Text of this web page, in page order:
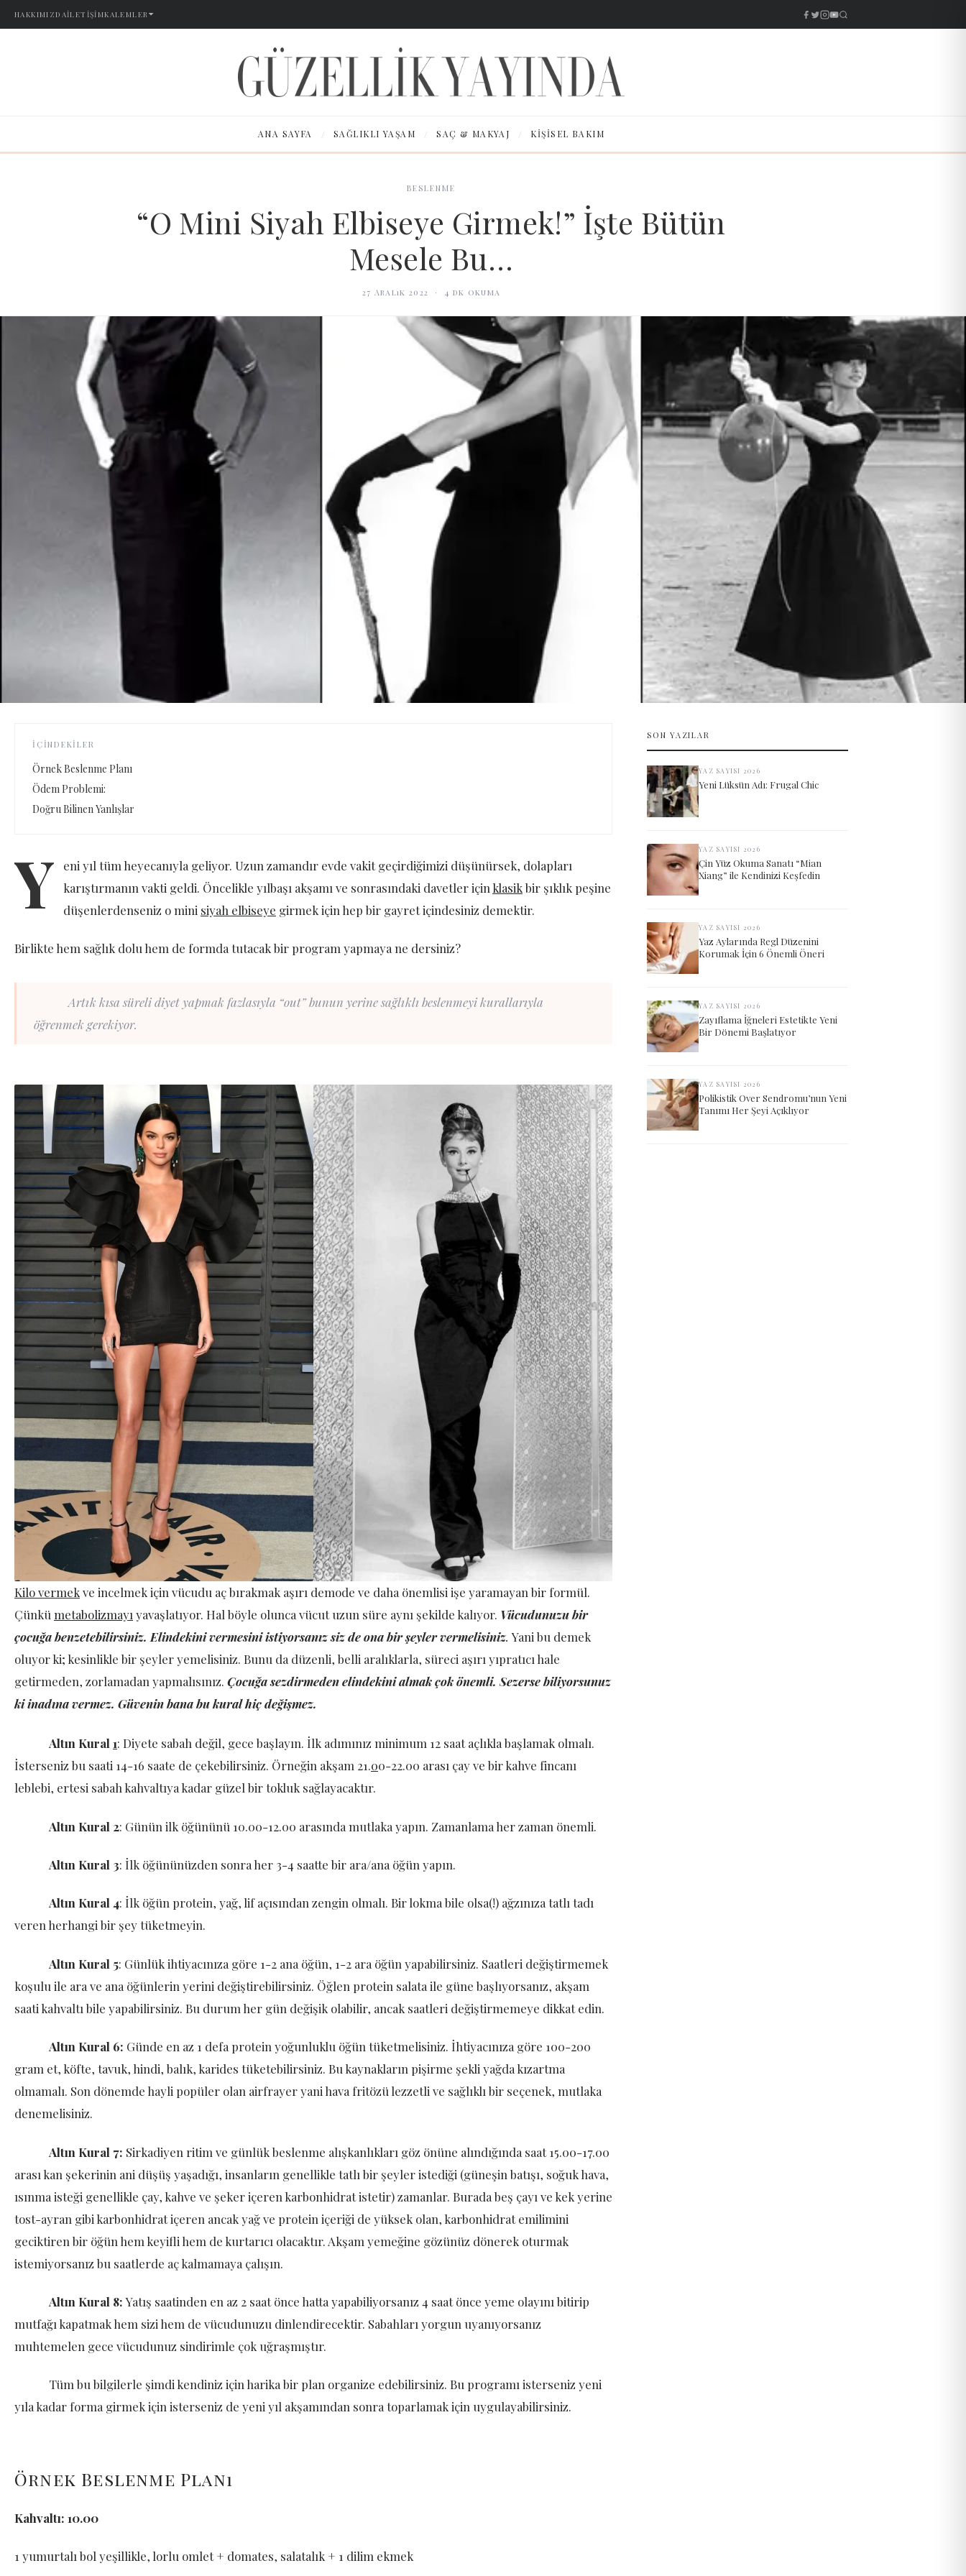
HAKKIMIZDAİLETIŞIMKALEMLER
ANA SAYFA / SAĞLIKLI YAŞAM / SAÇ & MAKYAJ / KIŞISEL BAKIM
BESLENME
“O Mini Siyah Elbiseye Girmek!” İşte Bütün
Mesele Bu…
27 Aralık 2022 · 4 dk okuma
İÇINDEKILER
Örnek Beslenme Planı
Ödem Problemi:
Doğru Bilinen Yanlışlar
Y
eni yıl tüm heyecanıyla geliyor. Uzun zamandır evde vakit geçirdiğimizi düşünürsek, dolapları
karıştırmanın vakti geldi. Öncelikle yılbaşı akşamı ve sonrasındaki davetler için klasikbir şıklık peşine
düşenlerdenseniz o mini siyah elbiseye girmek için hep bir gayret içindesiniz demektir.
Birlikte hem sağlık dolu hem de formda tutacak bir program yapmaya ne dersiniz?
Artık kısa süreli diyet yapmak fazlasıyla “out” bunun yerine sağlıklı beslenmeyi kurallarıyla
öğrenmek gerekiyor.
Kilo vermekve incelmek için vücudu aç bırakmak aşırı demode ve daha önemlisi işe yaramayan bir formül.
Çünkü metabolizmayı yavaşlatıyor. Hal böyle olunca vücut uzun süre aynı şekilde kalıyor. Vücudunuzu bir
çocuğa benzetebilirsiniz. Elindekini vermesini istiyorsanız siz de ona bir şeyler vermelisiniz.Yani bu demek
oluyor ki; kesinlikle bir şeyler yemelisiniz. Bunu da düzenli, belli aralıklarla, süreci aşırı yıpratıcı hale
getirmeden, zorlamadan yapmalısınız. Çocuğa sezdirmeden elindekini almak çok önemli. Sezerse biliyorsunuz
ki inadına vermez. Güvenin bana bu kural hiç değişmez.
Altın Kural 1: Diyete sabah değil, gece başlayın. İlk adımınız minimum 12 saat açlıkla başlamak olmalı.
İsterseniz bu saati 14-16 saate de çekebilirsiniz. Örneğin akşam 21.00-22.00 arası çay ve bir kahve fincanı
leblebi, ertesi sabah kahvaltıya kadar güzel bir tokluk sağlayacaktır.
Altın Kural 2: Günün ilk öğününü 10.00-12.00 arasında mutlaka yapın. Zamanlama her zaman önemli.
Altın Kural 3: İlk öğününüzden sonra her 3-4 saatte bir ara/ana öğün yapın.
Altın Kural 4: İlk öğün protein, yağ, lif açısından zengin olmalı. Bir lokma bile olsa(!) ağzınıza tatlı tadı
veren herhangi bir şey tüketmeyin.
Altın Kural 5: Günlük ihtiyacınıza göre 1-2 ana öğün, 1-2 ara öğün yapabilirsiniz. Saatleri değiştirmemek
koşulu ile ara ve ana öğünlerin yerini değiştirebilirsiniz. Öğlen protein salata ile güne başlıyorsanız, akşam
saati kahvaltı bile yapabilirsiniz. Bu durum her gün değişik olabilir, ancak saatleri değiştirmemeye dikkat edin.
Altın Kural 6: Günde en az 1 defa protein yoğunluklu öğün tüketmelisiniz. İhtiyacınıza göre 100-200
gram et, köfte, tavuk, hindi, balık, karides tüketebilirsiniz. Bu kaynakların pişirme şekli yağda kızartma
olmamalı. Son dönemde hayli popüler olan airfrayer yani hava fritözü lezzetli ve sağlıklı bir seçenek, mutlaka
denemelisiniz.
Altın Kural 7: Sirkadiyen ritim ve günlük beslenme alışkanlıkları göz önüne alındığında saat 15.00-17.00
arası kan şekerinin ani düşüş yaşadığı, insanların genellikle tatlı bir şeyler istediği (güneşin batışı, soğuk hava,
ısınma isteği genellikle çay, kahve ve şeker içeren karbonhidrat istetir) zamanlar. Burada beş çayı ve kek yerine
tost-ayran gibi karbonhidrat içeren ancak yağ ve protein içeriği de yüksek olan, karbonhidrat emilimini
geciktiren bir öğün hem keyifli hem de kurtarıcı olacaktır. Akşam yemeğine gözünüz dönerek oturmak
istemiyorsanız bu saatlerde aç kalmamaya çalışın.
Altın Kural 8:Yatış saatinden en az 2 saat önce hatta yapabiliyorsanız 4 saat önce yeme olayını bitirip
mutfağı kapatmak hem sizi hem de vücudunuzu dinlendirecektir. Sabahları yorgun uyanıyorsanız
muhtemelen gece vücudunuz sindirimle çok uğraşmıştır.
Tüm bu bilgilerle şimdi kendiniz için harika bir plan organize edebilirsiniz. Bu programı isterseniz yeni
yıla kadar forma girmek için isterseniz de yeni yıl akşamından sonra toparlamak için uygulayabilirsiniz.
Örnek Beslenme Planı
Kahvaltı: 10.00
1 yumurtalı bol yeşillikle, lorlu omlet + domates, salatalık + 1 dilim ekmek
SON YAZILAR
YAZ SAYISI 2026
Yeni Lüksün Adı: Frugal Chic
YAZ SAYISI 2026
Çin Yüz Okuma Sanatı “Mian
Xiang” ile Kendinizi Keşfedin
YAZ SAYISI 2026
Yaz Aylarında Regl Düzenini
Korumak İçin 6 Önemli Öneri
YAZ SAYISI 2026
Zayıflama İğneleri Estetikte Yeni
Bir Dönemi Başlatıyor
YAZ SAYISI 2026
Polikistik Over Sendromu’nun Yeni
Tanımı Her Şeyi Açıklıyor